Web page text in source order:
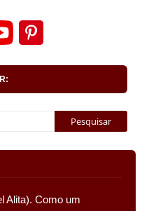
Alita). Como um